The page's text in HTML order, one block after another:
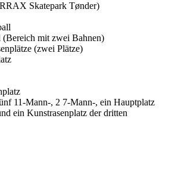
Skatepark Tønder)
mit zwei Bahnen)
(zwei Plätze)
11-Mann-, 2 7-Mann-, ein Hauptplatz
ein Kunstrasenplatz der dritten